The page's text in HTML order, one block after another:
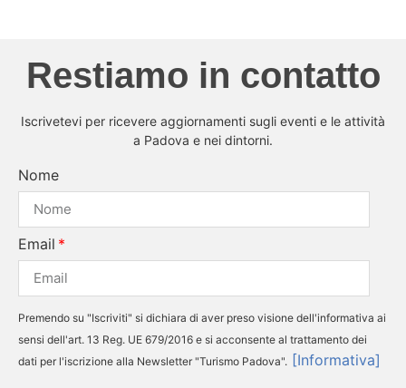
Restiamo in contatto
Iscrivetevi per ricevere aggiornamenti sugli eventi e le attività
a Padova e nei dintorni.
Nome
Email
Premendo su "Iscriviti" si dichiara di aver preso visione dell'informativa ai
sensi dell'art. 13 Reg. UE 679/2016 e si acconsente al trattamento dei
dati per l'iscrizione alla Newsletter "Turismo Padova". [Informativa]